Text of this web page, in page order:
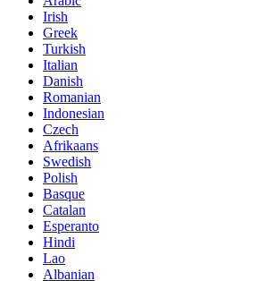
Irish
Greek
Turkish
Italian
Danish
Romanian
Indonesian
Czech
Afrikaans
Swedish
Polish
Basque
Catalan
Esperanto
Hindi
Lao
Albanian